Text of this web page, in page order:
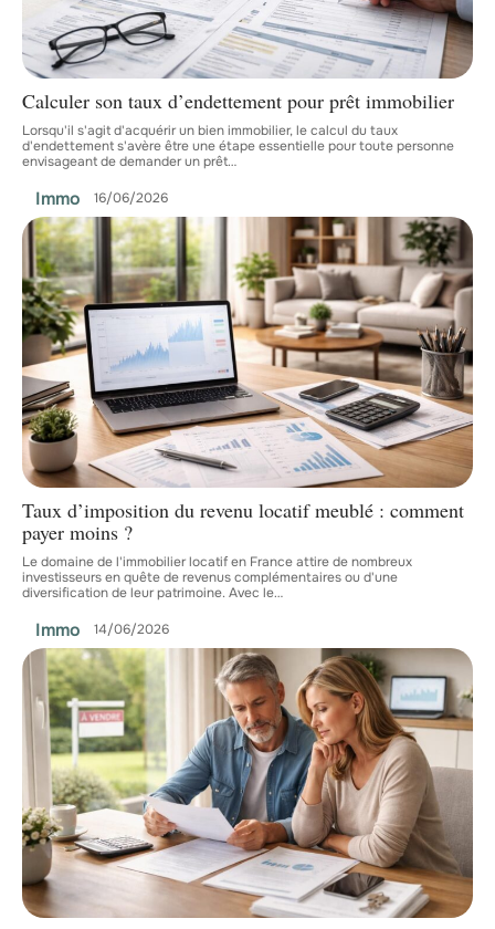
Calculer son taux d’endettement pour prêt immobilier
Lorsqu'il s'agit d'acquérir un bien immobilier, le calcul du taux
d'endettement s'avère être une étape essentielle pour toute personne
envisageant de demander un prêt…
Immo 16/06/2026
Taux d’imposition du revenu locatif meublé : comment
payer moins ?
Le domaine de l'immobilier locatif en France attire de nombreux
investisseurs en quête de revenus complémentaires ou d'une
diversification de leur patrimoine. Avec le…
Immo 14/06/2026